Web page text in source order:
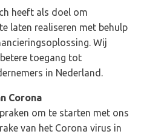
heeft als doel om
laten realiseren met behulp
Wij
toegang tot
in Nederland.
Corona
om te starten met ons
van het Corona virus in